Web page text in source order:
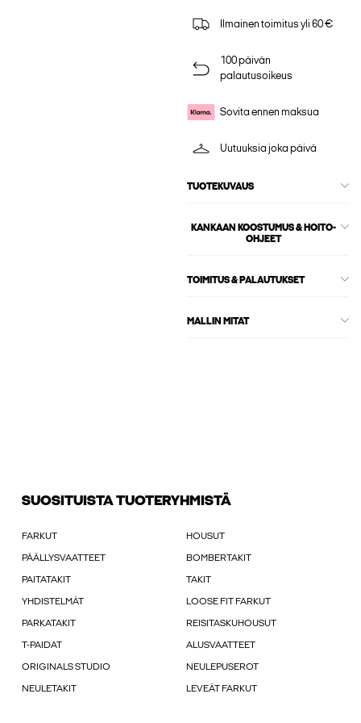
Ilmainen toimitus yli 60 €
100 päivän
palautusoikeus
Sovita ennen maksua
Uutuuksia joka päivä
TUOTEKUVAUS
KANKAAN KOOSTUMUS & HOITO-
OHJEET
TOIMITUS & PALAUTUKSET
MALLIN MITAT
SUOSITUISTA TUOTERYHMISTÄ
FARKUT HOUSUT
PÄÄLLYSVAATTEET BOMBERTAKIT
PAITATAKIT TAKIT
YHDISTELMÄT LOOSE FIT FARKUT
PARKATAKIT REISITASKUHOUSUT
T-PAIDAT ALUSVAATTEET
ORIGINALS STUDIO NEULEPUSEROT
NEULETAKIT LEVEÄT FARKUT